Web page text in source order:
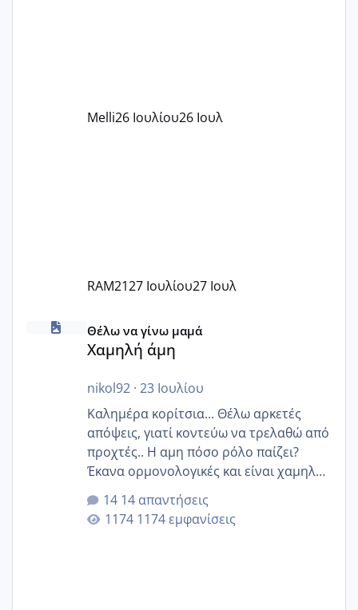
Εγώ πήγα σε έναν ιδιωτικό παιδικό στ
Melli26 Ιουλίου26 Ιουλ
RAM2127 Ιουλίου27 Ιουλ
Χαμηλή άμη
Θέλω να γίνω μαμά
Χαμηλή άμη
nikol92· 23 Ιουλίου
Καλημέρα κορίτσια... Θέλω αρκετές
απόψεις, γιατί κοντεύω να τρελαθώ από
προχτές.. Η αμη πόσο ρόλο παίζει?
Έκανα ορμονολογικές και είναι χαμηλή
για την ηλικία μου.. Είχα ήδη μια
εγκυμοσύνη, που έπρεπε να τερματιστεί
στην 27η εβδομάδα και προσπαθώ 7
14 απαντήσεις
1174 εμφανίσεις